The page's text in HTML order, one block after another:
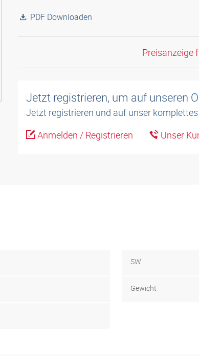
PDF Downloaden
Preisanzeige
Jetzt registrieren, um auf unseren
Jetzt registrieren und auf unser
Anmelden / Registrieren
Unser
SW
Gewicht